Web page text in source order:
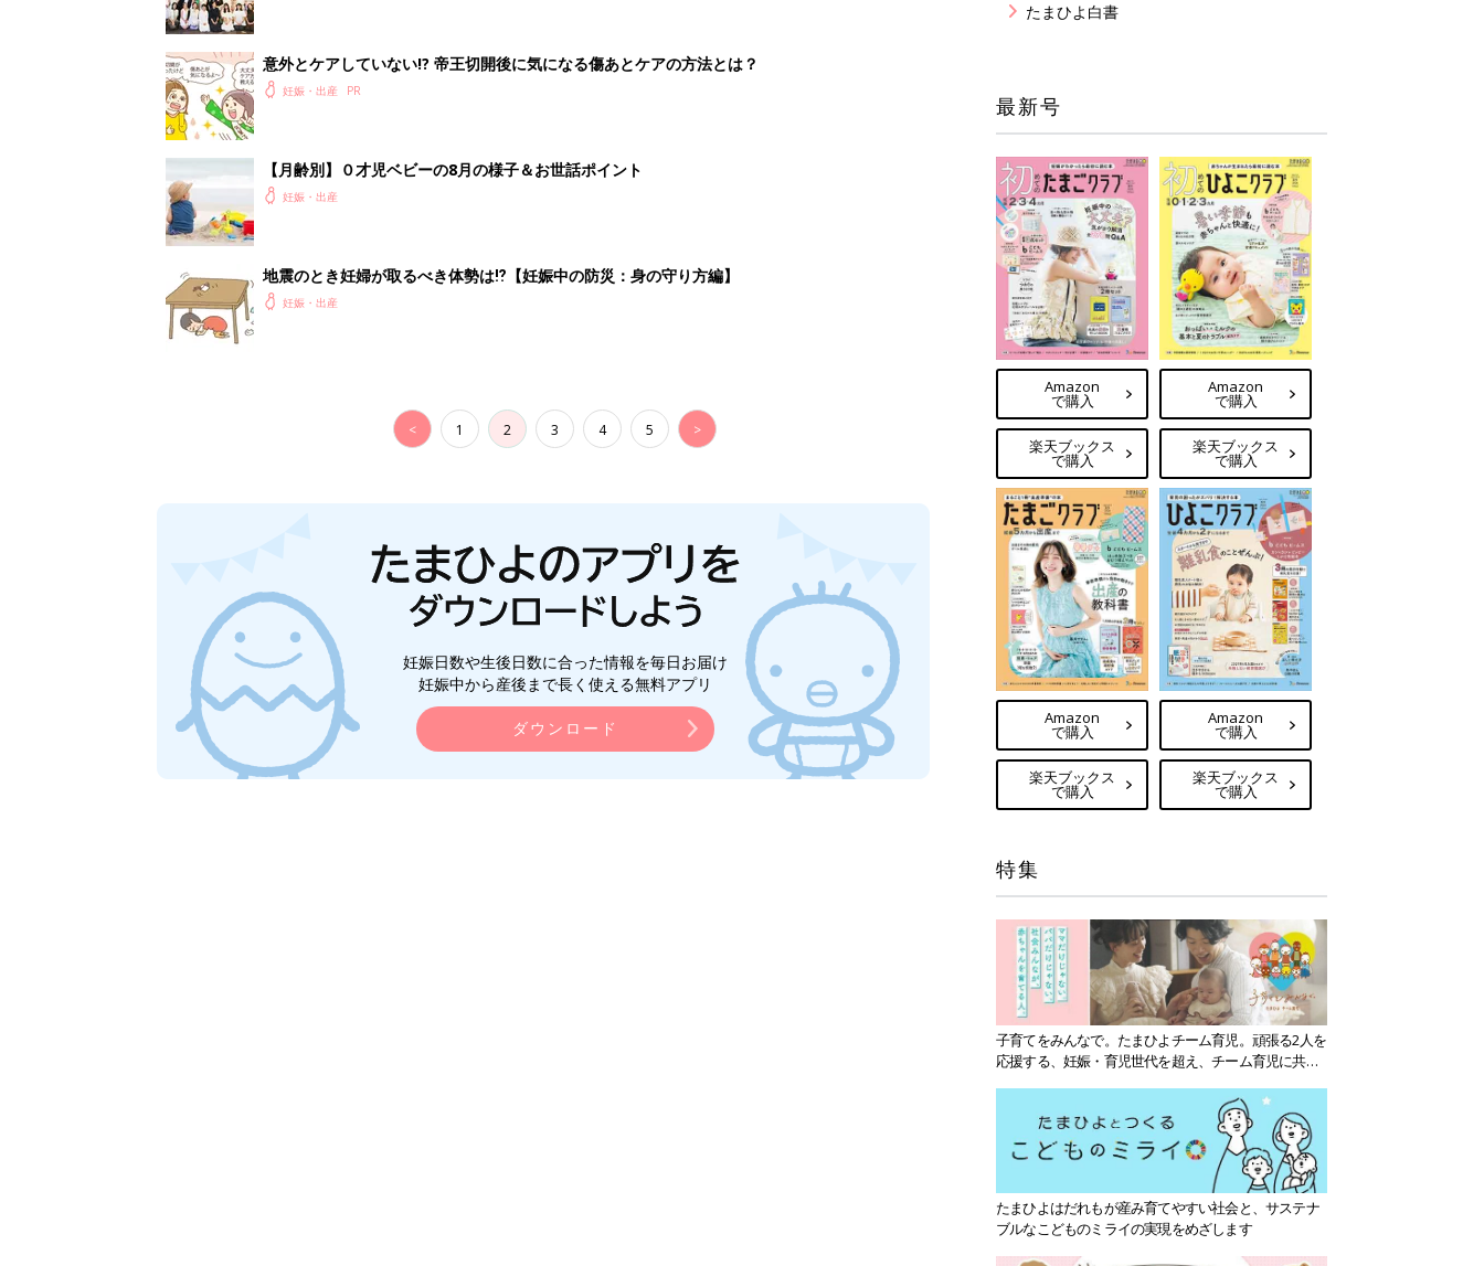
意外とケアしていない!? 帝王切開後に気になる傷あとケアの方法とは？
妊娠・出産
【月齢別】０才児ベビーの8月の様子＆お世話ポイント
妊娠・出産
地震のとき妊婦が取るべき体勢は⁉︎【妊娠中の防災：身の守り方編】
妊娠・出産
< 1 2 3 4 5 >
妊娠日数や生後日数に合った情報を毎日お届け
妊娠中から産後まで長く使える無料アプリ
ダウンロード
たまひよ白書
最新号
Amazon
で購入
楽天ブックス
で購入
Amazon
で購入
楽天ブックス
で購入
Amazon
で購入
楽天ブックス
で購入
Amazon
で購入
楽天ブックス
で購入
特集
子育てをみんなで。たまひよチーム育児。頑張る2人を
応援する、妊娠・育児世代を超え、チーム育児に共感
たまひよはだれもが産み育てやすい社会と、サステナ
ブルなこどものミライの実現をめざします